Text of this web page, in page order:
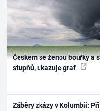
Českem se ženou bouřky a
stupňů, ukazuje graf
Záběry zkázy v Kolumbii: